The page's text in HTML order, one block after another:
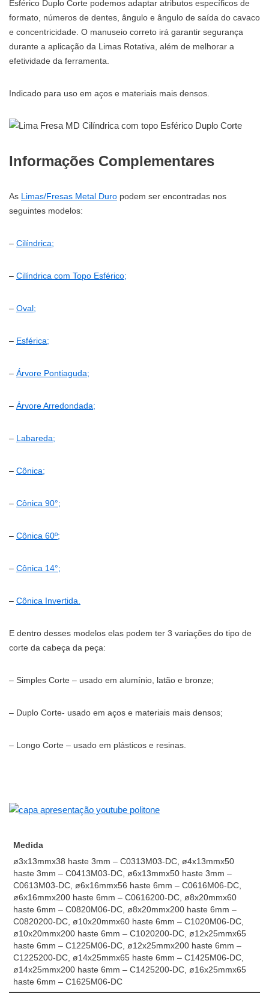
Esférico Duplo Corte podemos adaptar atributos específicos de
formato, números de dentes, ângulo e ângulo de saída do cavaco
e concentricidade. O manuseio correto irá garantir segurança
durante a aplicação da Limas Rotativa, além de melhorar a
efetividade da ferramenta.
Indicado para uso em aços e materiais mais densos.
Informações Complementares
As Limas/Fresas Metal Duro podem ser encontradas nos
seguintes modelos:
– Cilíndrica;
– Cilíndrica com Topo Esférico;
– Oval;
– Esférica;
– Árvore Pontiaguda;
– Árvore Arredondada;
– Labareda;
– Cônica;
– Cônica 90°;
– Cônica 60º;
– Cônica 14°;
– Cônica Invertida.
E dentro desses modelos elas podem ter 3 variações do tipo de
corte da cabeça da peça:
– Simples Corte – usado em alumínio, latão e bronze;
– Duplo Corte- usado em aços e materiais mais densos;
– Longo Corte – usado em plásticos e resinas.
Medida
ø3x13mmx38 haste 3mm – C0313M03-DC, ø4x13mmx50
haste 3mm – C0413M03-DC, ø6x13mmx50 haste 3mm –
C0613M03-DC, ø6x16mmx56 haste 6mm – C0616M06-DC,
ø6x16mmx200 haste 6mm – C0616200-DC, ø8x20mmx60
haste 6mm – C0820M06-DC, ø8x20mmx200 haste 6mm –
C0820200-DC, ø10x20mmx60 haste 6mm – C1020M06-DC,
ø10x20mmx200 haste 6mm – C1020200-DC, ø12x25mmx65
haste 6mm – C1225M06-DC, ø12x25mmx200 haste 6mm –
C1225200-DC, ø14x25mmx65 haste 6mm – C1425M06-DC,
ø14x25mmx200 haste 6mm – C1425200-DC, ø16x25mmx65
haste 6mm – C1625M06-DC